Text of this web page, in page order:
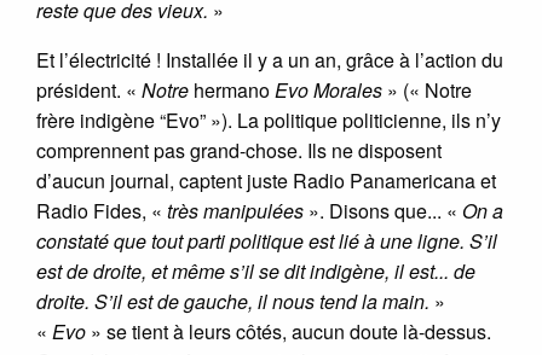
reste que des vieux. »
Et l’électricité ! Installée il y a un an, grâce à l’action du
président. « Notre hermanoEvo Morales » (« Notre
frère indigène “Evo” »). La politique politicienne, ils n’y
comprennent pas grand-chose. Ils ne disposent
d’aucun journal, captent juste Radio Panamericana et
Radio Fides, « très manipulées ». Disons que... « On a
constaté que tout parti politique est lié à une ligne. S’il
est de droite, et même s’il se dit indigène, il est... de
droite. S’il est de gauche, il nous tend la main. »
« Evo » se tient à leurs côtés, aucun doute là-dessus.